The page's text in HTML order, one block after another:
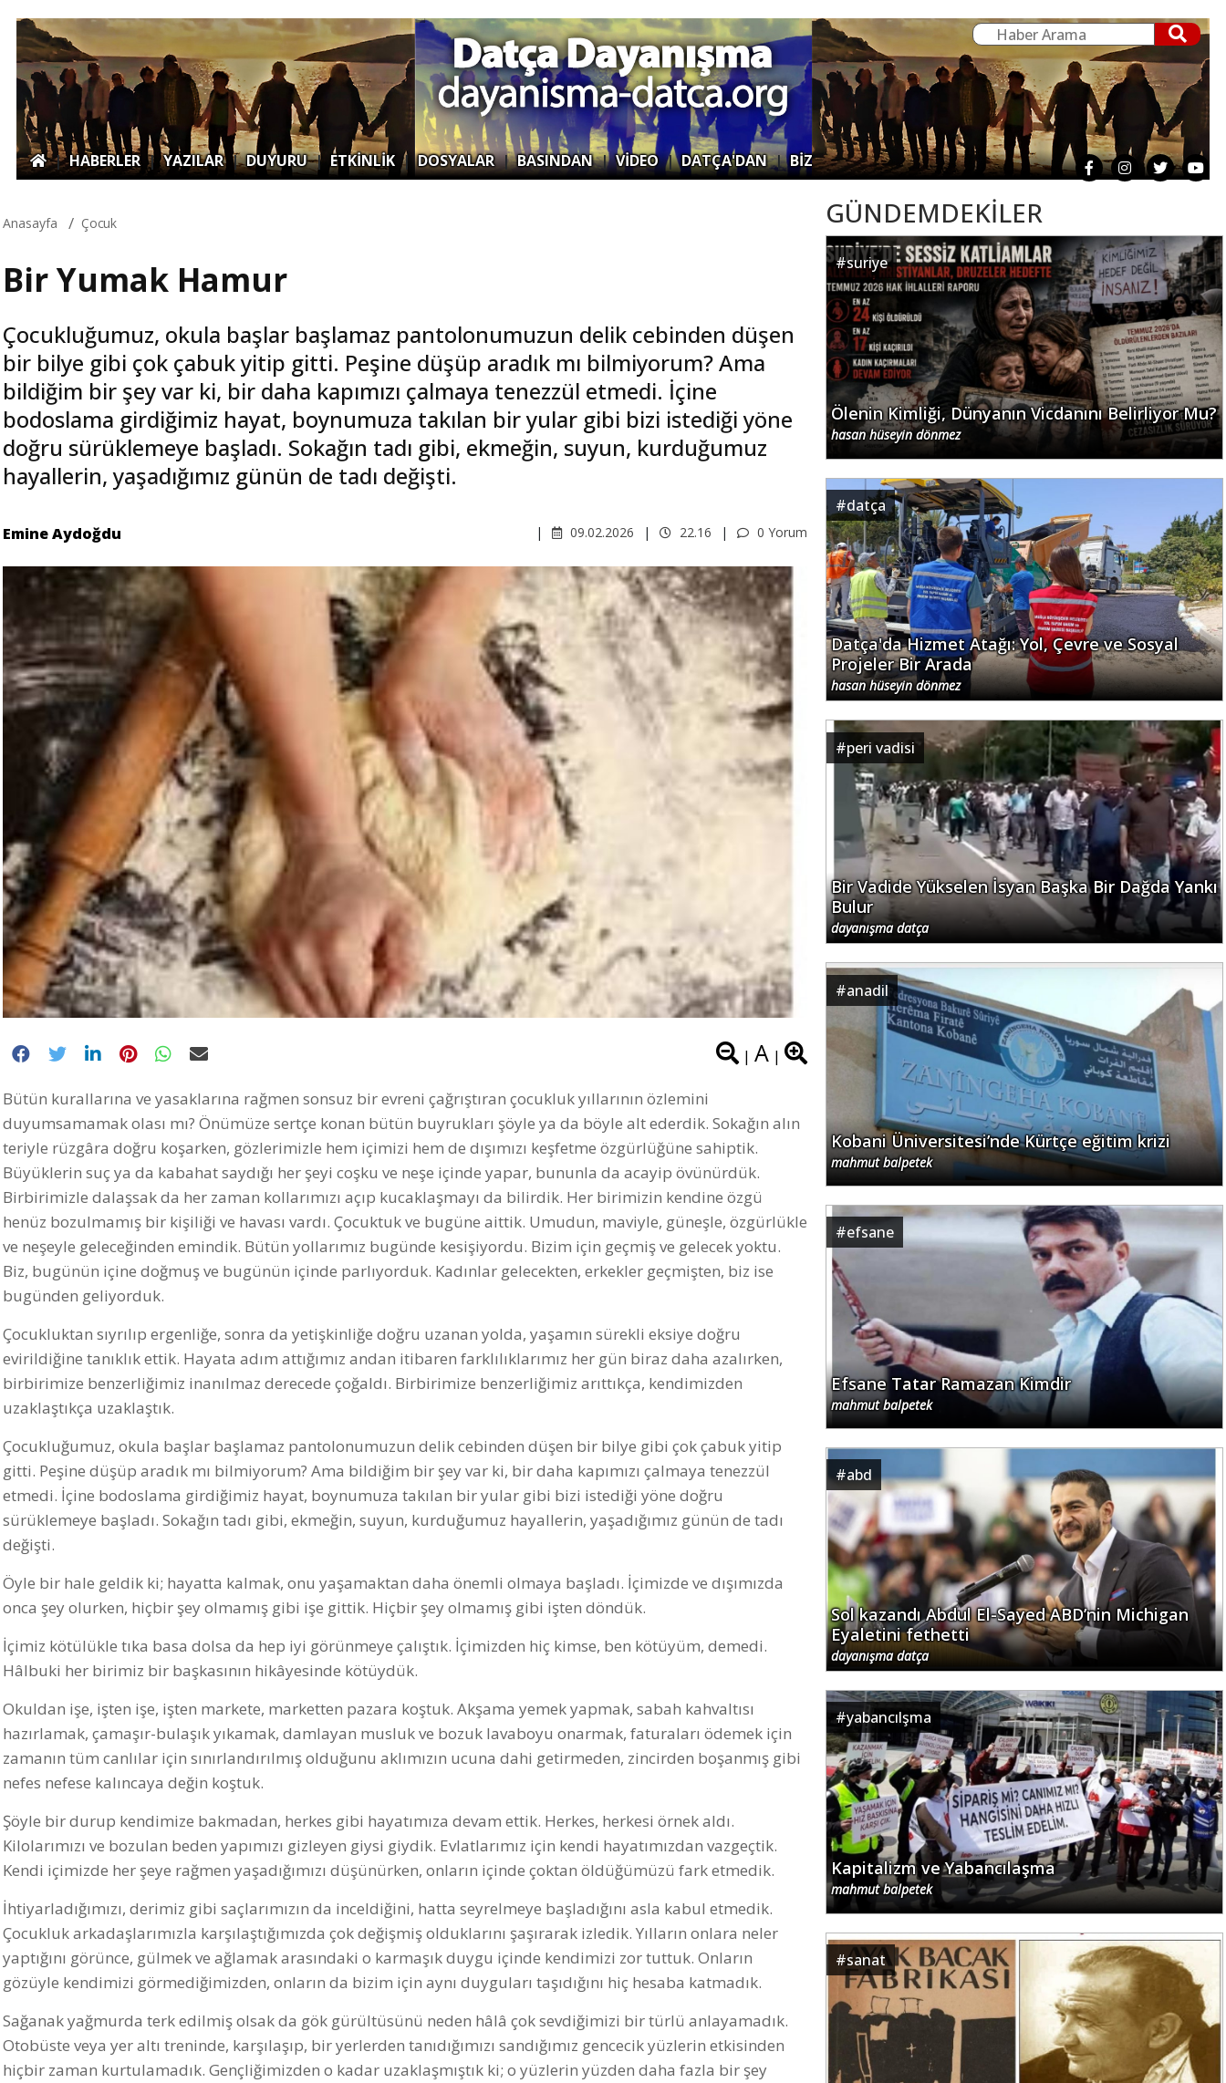
|HABERLER|YAZILAR|DUYURU| ETKİNLİK |DOSYALAR|BASINDAN|VİDEO|DATÇA'DAN|BİZ
Anasayfa Çocuk
Bir Yumak Hamur
Çocukluğumuz, okula başlar başlamaz pantolonumuzun delik cebinden düşen
bir bilye gibi çok çabuk yitip gitti. Peşine düşüp aradık mı bilmiyorum? Ama
bildiğim bir şey var ki, bir daha kapımızı çalmaya tenezzül etmedi. İçine
bodoslama girdiğimiz hayat, boynumuza takılan bir yular gibi bizi istediği yöne
doğru sürüklemeye başladı. Sokağın tadı gibi, ekmeğin, suyun, kurduğumuz
hayallerin, yaşadığımız günün de tadı değişti.
Emine Aydoğdu 0 Yorum
22.16
09.02.2026
| A |
Bütün kurallarına ve yasaklarına rağmen sonsuz bir evreni çağrıştıran çocukluk yıllarının özlemini
duyumsamamak olası mı? Önümüze sertçe konan bütün buyrukları şöyle ya da böyle alt ederdik. Sokağın alın
teriyle rüzgâra doğru koşarken, gözlerimizle hem içimizi hem de dışımızı keşfetme özgürlüğüne sahiptik.
Büyüklerin suç ya da kabahat saydığı her şeyi coşku ve neşe içinde yapar, bununla da acayip övünürdük.
Birbirimizle dalaşsak da her zaman kollarımızı açıp kucaklaşmayı da bilirdik. Her birimizin kendine özgü
henüz bozulmamış bir kişiliği ve havası vardı. Çocuktuk ve bugüne aittik. Umudun, maviyle, güneşle, özgürlükle
ve neşeyle geleceğinden emindik. Bütün yollarımız bugünde kesişiyordu. Bizim için geçmiş ve gelecek yoktu.
Biz, bugünün içine doğmuş ve bugünün içinde parlıyorduk. Kadınlar gelecekten, erkekler geçmişten, biz ise
bugünden geliyorduk.
Çocukluktan sıyrılıp ergenliğe, sonra da yetişkinliğe doğru uzanan yolda, yaşamın sürekli eksiye doğru
evirildiğine tanıklık ettik. Hayata adım attığımız andan itibaren farklılıklarımız her gün biraz daha azalırken,
birbirimize benzerliğimiz inanılmaz derecede çoğaldı. Birbirimize benzerliğimiz arıttıkça, kendimizden
uzaklaştıkça uzaklaştık.
Çocukluğumuz, okula başlar başlamaz pantolonumuzun delik cebinden düşen bir bilye gibi çok çabuk yitip
gitti. Peşine düşüp aradık mı bilmiyorum? Ama bildiğim bir şey var ki, bir daha kapımızı çalmaya tenezzül
etmedi. İçine bodoslama girdiğimiz hayat, boynumuza takılan bir yular gibi bizi istediği yöne doğru
sürüklemeye başladı. Sokağın tadı gibi, ekmeğin, suyun, kurduğumuz hayallerin, yaşadığımız günün de tadı
değişti.
Öyle bir hale geldik ki; hayatta kalmak, onu yaşamaktan daha önemli olmaya başladı. İçimizde ve dışımızda
onca şey olurken, hiçbir şey olmamış gibi işe gittik. Hiçbir şey olmamış gibi işten döndük.
İçimiz kötülükle tıka basa dolsa da hep iyi görünmeye çalıştık. İçimizden hiç kimse, ben kötüyüm, demedi.
Hâlbuki her birimiz bir başkasının hikâyesinde kötüydük.
Okuldan işe, işten işe, işten markete, marketten pazara koştuk. Akşama yemek yapmak, sabah kahvaltısı
hazırlamak, çamaşır-bulaşık yıkamak, damlayan musluk ve bozuk lavaboyu onarmak, faturaları ödemek için
zamanın tüm canlılar için sınırlandırılmış olduğunu aklımızın ucuna dahi getirmeden, zincirden boşanmış gibi
nefes nefese kalıncaya değin koştuk.
Şöyle bir durup kendimize bakmadan, herkes gibi hayatımıza devam ettik. Herkes, herkesi örnek aldı.
Kilolarımızı ve bozulan beden yapımızı gizleyen giysi giydik. Evlatlarımız için kendi hayatımızdan vazgeçtik.
Kendi içimizde her şeye rağmen yaşadığımızı düşünürken, onların içinde çoktan öldüğümüzü fark etmedik.
İhtiyarladığımızı, derimiz gibi saçlarımızın da inceldiğini, hatta seyrelmeye başladığını asla kabul etmedik.
Çocukluk arkadaşlarımızla karşılaştığımızda çok değişmiş olduklarını şaşırarak izledik. Yılların onlara neler
yaptığını görünce, gülmek ve ağlamak arasındaki o karmaşık duygu içinde kendimizi zor tuttuk. Onların
gözüyle kendimizi görmediğimizden, onların da bizim için aynı duyguları taşıdığını hiç hesaba katmadık.
Sağanak yağmurda terk edilmiş olsak da gök gürültüsünü neden hâlâ çok sevdiğimizi bir türlü anlayamadık.
Otobüste veya yer altı treninde, karşılaşıp, bir yerlerden tanıdığımızı sandığımız gencecik yüzlerin etkisinden
hiçbir zaman kurtulamadık. Gençliğimizden o kadar uzaklaşmıştık ki; o yüzlerin yüzden daha fazla bir şey
GÜNDEMDEKİLER
#suriye
Ölenin Kimliği, Dünyanın Vicdanını Belirliyor Mu?
hasan hüseyin dönmez
#datça
Datça'da Hizmet Atağı: Yol, Çevre ve Sosyal
Projeler Bir Arada
hasan hüseyin dönmez
#peri vadisi
Bir Vadide Yükselen İsyan Başka Bir Dağda Yankı
Bulur
dayanışma datça
#anadil
Kobani Üniversitesi’nde Kürtçe eğitim krizi
mahmut balpetek
#efsane
Efsane Tatar Ramazan Kimdir
mahmut balpetek
#abd
Sol kazandı Abdul El-Sayed ABD’nin Michigan
Eyaletini fethetti
dayanışma datça
#yabancılşma
Kapitalizm ve Yabancılaşma
mahmut balpetek
#sanat